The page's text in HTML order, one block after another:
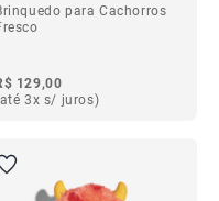
para Cachorros
129,00
3x s/ juros)